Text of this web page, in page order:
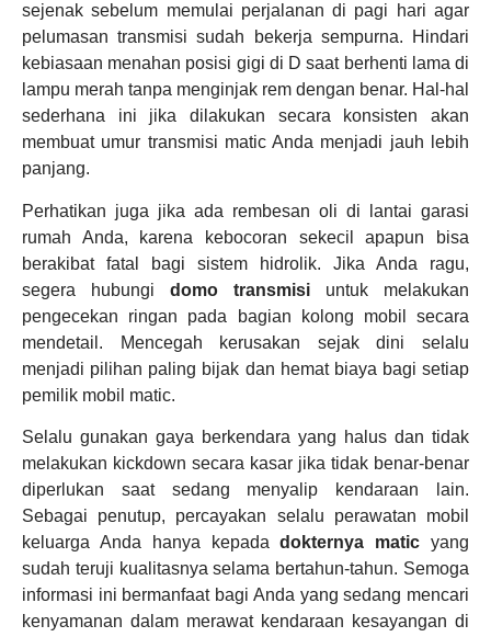
sejenak sebelum memulai perjalanan di pagi hari agar
pelumasan transmisi sudah bekerja sempurna. Hindari
kebiasaan menahan posisi gigi di D saat berhenti lama di
lampu merah tanpa menginjak rem dengan benar. Hal-hal
sederhana ini jika dilakukan secara konsisten akan
membuat umur transmisi matic Anda menjadi jauh lebih
panjang.
Perhatikan juga jika ada rembesan oli di lantai garasi
rumah Anda, karena kebocoran sekecil apapun bisa
berakibat fatal bagi sistem hidrolik. Jika Anda ragu,
segera hubungi domo transmisi untuk melakukan
pengecekan ringan pada bagian kolong mobil secara
mendetail. Mencegah kerusakan sejak dini selalu
menjadi pilihan paling bijak dan hemat biaya bagi setiap
pemilik mobil matic.
Selalu gunakan gaya berkendara yang halus dan tidak
melakukan kickdown secara kasar jika tidak benar-benar
diperlukan saat sedang menyalip kendaraan lain.
Sebagai penutup, percayakan selalu perawatan mobil
keluarga Anda hanya kepadadokternya matic yang
sudah teruji kualitasnya selama bertahun-tahun. Semoga
informasi ini bermanfaat bagi Anda yang sedang mencari
kenyamanan dalam merawat kendaraan kesayangan di